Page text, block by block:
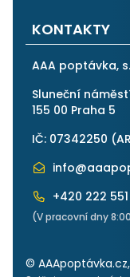
KONTAKTY
AAA poptávka,
Sluneční
155 00 Praha 5
IČ: 07342250 (
+420 222 551
(V pracovní dny
©